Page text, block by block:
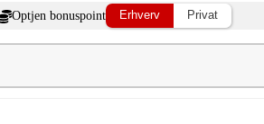
Optjen bonuspoint Erhverv Privat